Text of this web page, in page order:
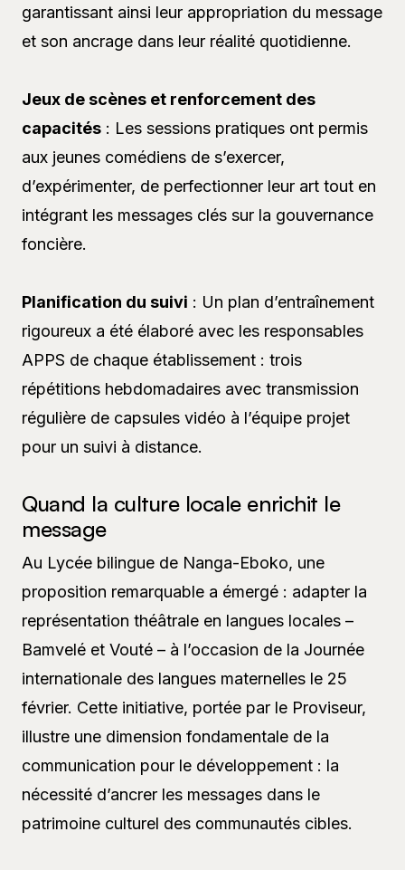
garantissant ainsi leur appropriation du message
et son ancrage dans leur réalité quotidienne.
Jeux de scènes et renforcement des
capacités : Les sessions pratiques ont permis
aux jeunes comédiens de s’exercer,
d’expérimenter, de perfectionner leur art tout en
intégrant les messages clés sur la gouvernance
foncière.
Planification du suivi : Un plan d’entraînement
rigoureux a été élaboré avec les responsables
APPS de chaque établissement : trois
répétitions hebdomadaires avec transmission
régulière de capsules vidéo à l’équipe projet
pour un suivi à distance.
Quand la culture locale enrichit le
message
Au Lycée bilingue de Nanga-Eboko, une
proposition remarquable a émergé : adapter la
représentation théâtrale en langues locales –
Bamvelé et Vouté – à l’occasion de la Journée
internationale des langues maternelles le 25
février. Cette initiative, portée par le Proviseur,
illustre une dimension fondamentale de la
communication pour le développement : la
nécessité d’ancrer les messages dans le
patrimoine culturel des communautés cibles.